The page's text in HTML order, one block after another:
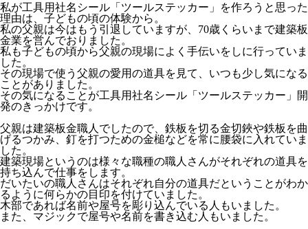
動画制作
店主挨拶動画（YouTube動画CM/TAD：TENSYU AISATSU
DOGA）
販促・業務ツール
インボイス制度対応スタンプ『インボイスタンプ』
ナンバープレートストラップ
印鑑
スタンプ印・ネーム印
まちおこし事業
SDGs支援事業
開発商品
私が工具用社名シール「ツールステッカー」を作ろうと思った
理由は、子どもの頃の体験から。
私の父親は今はもう引退していますが、70歳くらいまで建築板
金業を営んでおりました。
私も子どもの頃から父親の現場によく手伝いをしに行っていま
した。
その現場で使う父親の愛用の道具を見て、いつも少し気になる
ことがありました。
その気になることが工具用社名シール「ツールステッカー」開
発のきっかけです。
父親は建築板金職人でしたので、鉄板を切る金切鋏や鉄板を曲
げるつかみ、釘を打つための金槌などを常に腰袋に入れていま
した。
建築現場というのは様々な職種の職人さんがそれぞれの道具を
持ち込んで仕事をします。
だいたいの職人さんはそれぞれ自分の道具だということがわか
るように何らかの目印を付けていました。
木部であれば名前や屋号を彫り込んでいる人もいました。
また、マジックで屋号や名前を書き込む人もいました。